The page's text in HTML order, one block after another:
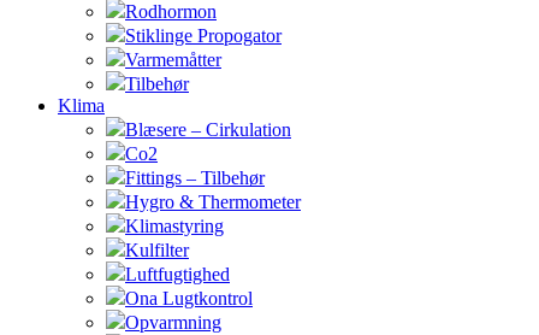
Rodhormon
Stiklinge Propogator
Varmemåtter
Tilbehør
Klima
Blæsere – Cirkulation
Co2
Fittings – Tilbehør
Hygro & Thermometer
Klimastyring
Kulfilter
Luftfugtighed
Ona Lugtkontrol
Opvarmning